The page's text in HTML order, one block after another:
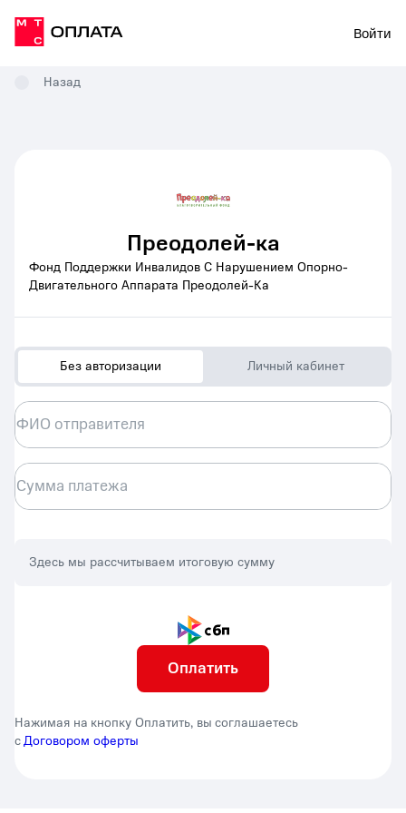
Войти
Назад
Преодолей-ка
Фонд Поддержки Инвалидов С Нарушением Опорно-
Двигательного Аппарата Преодолей-Ка
Без авторизации Личный кабинет
ФИО отправителя
Сумма платежа
Здесь мы рассчитываем итоговую сумму
Нажимая на кнопку Оплатить, вы соглашаетесь
сДоговором оферты
Оплатить